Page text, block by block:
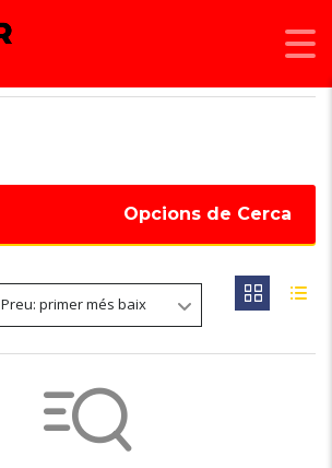
Opcions de Cerca
Preu: primer més baix